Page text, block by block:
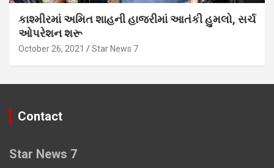
કાશ્મીરમાં અમિત શાહની હાજરીમાં આતંકી હુમલો, સર્ચ
ઓપરેશન શરૂ
October 26, 2021 Star News 7
Contact
Star News 7